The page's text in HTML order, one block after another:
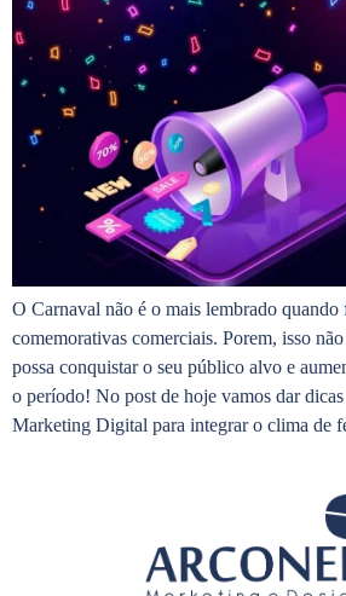
O Carnaval não é o mais lembrado quando
comemorativas comerciais. Porem, isso
possa conquistar o seu público alvo e
o período! No post de hoje vamos dar
Marketing Digital para integrar o clima de